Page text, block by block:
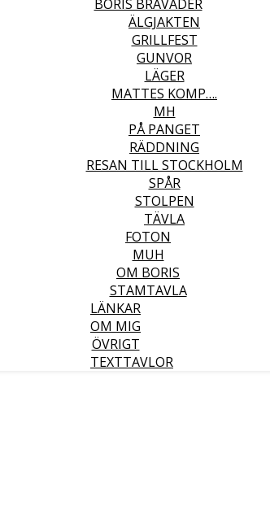
BORIS BRAVADER
ÄLGJAKTEN
GRILLFEST
GUNVOR
LÄGER
MATTES KOMP….
MH
PÅ PANGET
RÄDDNING
RESAN TILL STOCKHOLM
SPÅR
STOLPEN
TÄVLA
FOTON
MUH
OM BORIS
STAMTAVLA
LÄNKAR
OM MIG
ÖVRIGT
TEXTTAVLOR